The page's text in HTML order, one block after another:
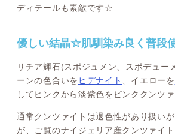
ディテールも素敵です☆
優しい結晶☆肌馴染み良く普段
リチア輝石(スポジュメン、スポデュー
ーンの色合いを ヒデナイト 、イエローを
してピンクから淡紫色をピンククンツ
通常クンツァイトは退色性があり扱い
が、ご覧のナイジェリア産クンツァイ